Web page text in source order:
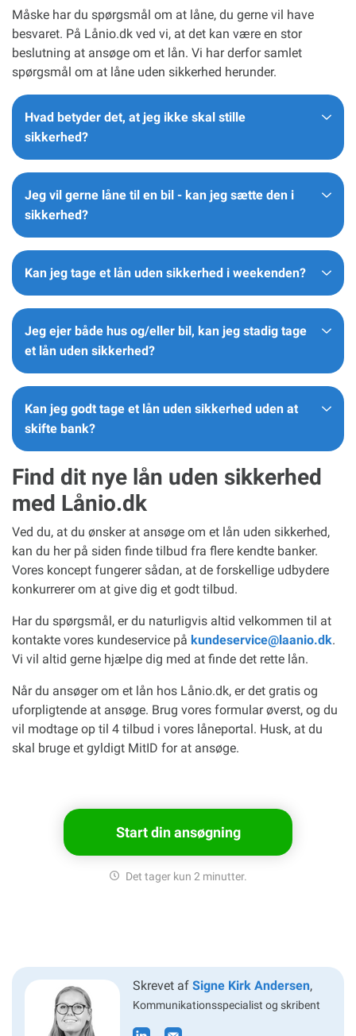
Måske har du spørgsmål om at låne, du gerne vil have
besvaret. På Lånio.dk ved vi, at det kan være en stor
beslutning at ansøge om et lån. Vi har derfor samlet
spørgsmål om at låne uden sikkerhed herunder.
Hvad betyder det, at jeg ikke skal stille
sikkerhed?
Jeg vil gerne låne til en bil - kan jeg sætte den i
sikkerhed?
Kan jeg tage et lån uden sikkerhed i weekenden?
Jeg ejer både hus og/eller bil, kan jeg stadig tage
et lån uden sikkerhed?
Kan jeg godt tage et lån uden sikkerhed uden at
skifte bank?
Find dit nye lån uden sikkerhed
med Lånio.dk
Ved du, at du ønsker at ansøge om et lån uden sikkerhed,
kan du her på siden finde tilbud fra flere kendte banker.
Vores koncept fungerer sådan, at de forskellige udbydere
konkurrerer om at give dig et godt tilbud.
Har du spørgsmål, er du naturligvis altid velkommen til at
kontakte vores kundeservice på kundeservice@laanio.dk.
Vi vil altid gerne hjælpe dig med at finde det rette lån.
Når du ansøger om et lån hos Lånio.dk, er det gratis og
uforpligtende at ansøge. Brug vores formular øverst, og du
vil modtage op til 4 tilbud i vores låneportal. Husk, at du
skal bruge et gyldigt MitID for at ansøge.
Start din ansøgning
Det tager kun 2 minutter.
Skrevet af Signe Kirk Andersen,
Kommunikationsspecialist og skribent